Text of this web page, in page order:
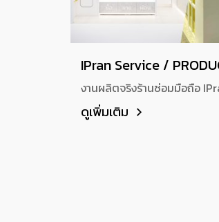
IPran Service /
งานผลิตจริงร้านซ่อมมือถือ
ดูเพิ่มเติม